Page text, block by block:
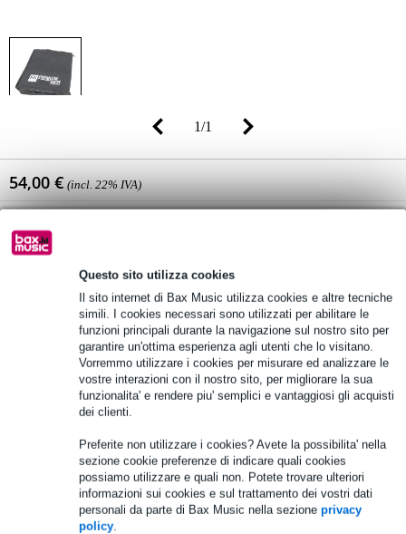
Questo sito utilizza cookies
Il sito internet di Bax Music utilizza cookies e altre tecniche
simili. I cookies necessari sono utilizzati per abilitare le
funzioni principali durante la navigazione sul nostro sito per
garantire un'ottima esperienza agli utenti che lo visitano.
Vorremmo utilizzare i cookies per misurare ed analizzare le
vostre interazioni con il nostro sito, per migliorare la sua
funzionalita' e rendere piu' semplici e vantaggiosi gli acquisti
dei clienti.
Preferite non utilizzare i cookies? Avete la possibilita' nella
sezione cookie preferenze di indicare quali cookies
possiamo utilizzare e quali non. Potete trovare ulteriori
informazioni sui cookies e sul trattamento dei vostri dati
personali da parte di Bax Music nella sezione privacy
policy.
1/1
54,00 € (incl. 22% IVA)
Qualsiasi pezzo in stock nel nostro magazzino
(e ulteriori scorte disponibili presso il fornitore)
Aggiungi al carrello
Ordina prima delle 23:00 = ricevi martedì
Oltre 48.000 articoli disponibili
1.250 marchi leader
Informazioni sul prodotto